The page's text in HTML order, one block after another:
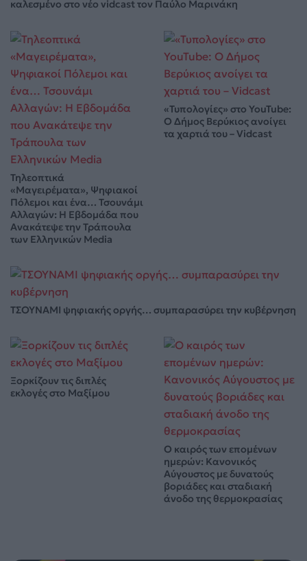
καλεσμένο στο νέο vidcast τον Παύλο Μαρινάκη
Τηλεοπτικά
«Μαγειρέματα», Ψηφιακοί
Πόλεμοι και ένα… Τσουνάμι
Αλλαγών: Η Εβδομάδα που
Ανακάτεψε την Τράπουλα
των Ελληνικών Media
«Τυπολογίες» στο YouTube:
Ο Δήμος Βερύκιος ανοίγει
τα χαρτιά του – Vidcast
ΤΣΟΥΝΑΜΙ ψηφιακής οργής… συμπαρασύρει την κυβέρνηση
Ξορκίζουν τις διπλές
εκλογές στο Μαξίμου
Ο καιρός των επομένων
ημερών: Κανονικός
Αύγουστος με δυνατούς
βοριάδες και σταδιακή
άνοδο της θερμοκρασίας